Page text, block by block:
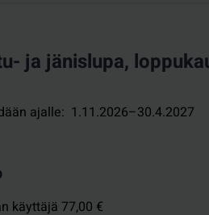
ja jänislupa,
ajalle: 1.11.2026–30.4.2027
käyttäjä 77,00 €